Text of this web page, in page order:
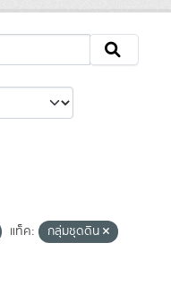
แท็ค:
กลุ่มชุดดิน